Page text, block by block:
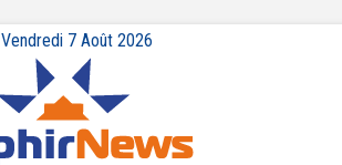
Vendredi 7 Août 2026